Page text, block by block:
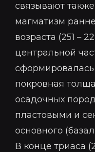
связывают
магматизм
возраста (251 –
центральной
покровная
осадочных
пластовыми и
основного
В конце триаса